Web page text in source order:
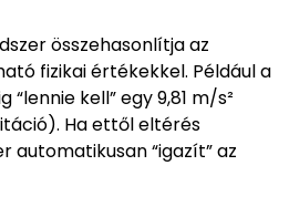
összehasonlítja az
fizikai értékekkel. Például a
kell” egy 9,81 m/s²
Ha ettől eltérés
automatikusan “igazít” az